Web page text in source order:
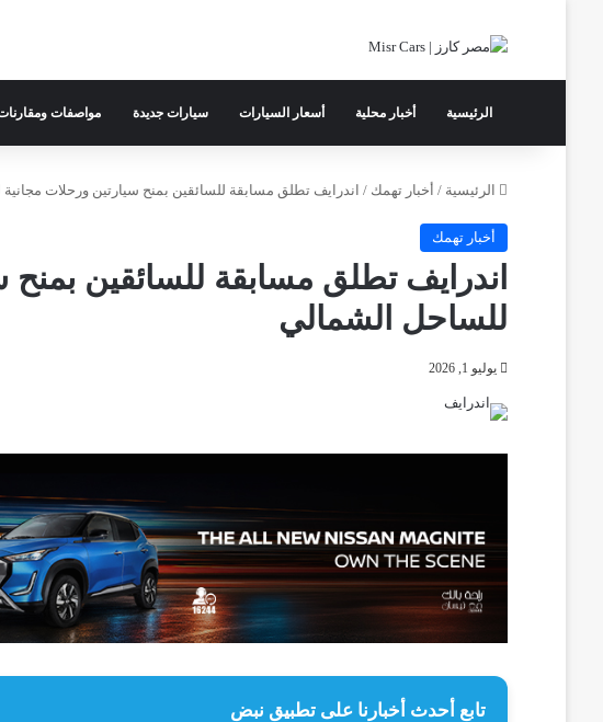
الرئيسية أخبار محلية أسعار السيارات سيارات جديدة مواصفات
الرئيسية / أخبار تهمك / اندرايف تطلق مسابقة للسائقين بمنح سيارتين ورحلات
أخبار تهمك
اندرايف تطلق مسابقة للسائقين بمنح
للساحل الشمالي
يوليو 1, 2026
تابع أحدث أخبارنا على تطبيق نبض